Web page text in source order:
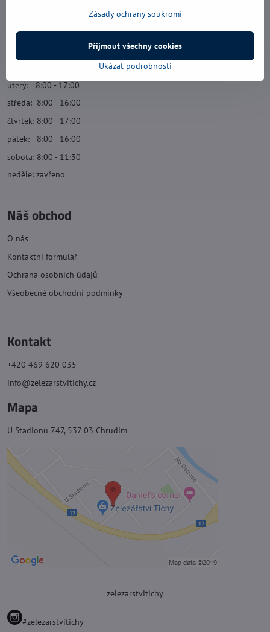
úterý: 8:00 - 17:00
středa: 8:00 - 16:00
čtvrtek: 8:00 - 17:00
pátek: 8:00 - 16:00
sobota: 8:00 - 11:30
neděle: zavřeno
Náš obchod
O nás
Kontaktní formulář
Ochrana osobních údajů
Všeobecné obchodní podmínky
Kontakt
+420 469 620 035
info@zelezarstvitichy.cz
Mapa
U Stadionu 747, 537 03 Chrudim
zelezarstvitichy
#zelezarstvitichy
Zásady ochrany soukromí
Ukázat podrobnosti
Přijmout všechny cookies